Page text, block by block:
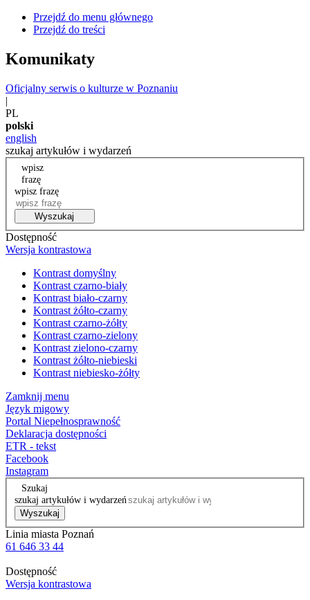
Przejdź do menu głównego
Przejdź do treści
Komunikaty
Oficjalny serwis o kulturze w Poznaniu
|
PL
polski
english
szukaj artykułów i wydarzeń
wpisz
frazę
wpisz frazę
Wyszukaj
Dostępność
Wersja kontrastowa
Kontrast domyślny
Kontrast czarno-biały
Kontrast biało-czarny
Kontrast żółto-czarny
Kontrast czarno-żółty
Kontrast czarno-zielony
Kontrast zielono-czarny
Kontrast żółto-niebieski
Kontrast niebiesko-żółty
Zamknij menu
Język migowy
Portal Niepełnosprawność
Deklaracja dostępności
ETR - tekst
Facebook
Instagram
Szukaj
szukaj artykułów i wydarzeń
Wyszukaj
Linia miasta Poznań
61 646 33 44
Dostępność
Wersja kontrastowa